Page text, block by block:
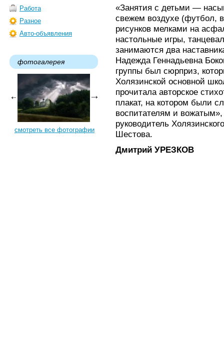
Работа
Разное
Авто-объявления
фотогалерея
смотреть все фотографии
«Занятия с детьми —
свежем воздухе (футбол,
рисунков мелками на
настольные игры,
занимаются два
Надежда Геннадьевна
группы был сюрприз,
Холязинской основной
прочитала авторское
плакат, на котором были
воспитателям и
руководитель
Шестова.
Дмитрий УРЕЗКОВ